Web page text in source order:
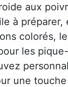
aux
à
colorés,
les
une